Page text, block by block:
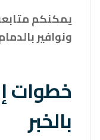
يمكنكم
ونوافير
خطوات
بالخبر